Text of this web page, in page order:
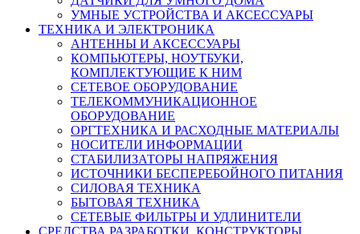
УМНЫЕ УСТРОЙСТВА И АКСЕССУАРЫ
ТЕХНИКА И ЭЛЕКТРОНИКА
АНТЕННЫ И АКСЕССУАРЫ
КОМПЬЮТЕРЫ, НОУТБУКИ,
КОМПЛЕКТУЮЩИЕ К НИМ
СЕТЕВОЕ ОБОРУДОВАНИЕ
ТЕЛЕКОММУНИКАЦИОННОЕ
ОБОРУДОВАНИЕ
ОРГТЕХНИКА И РАСХОДНЫЕ МАТЕРИАЛЫ
НОСИТЕЛИ ИНФОРМАЦИИ
СТАБИЛИЗАТОРЫ НАПРЯЖЕНИЯ
ИСТОЧНИКИ БЕСПЕРЕБОЙНОГО ПИТАНИЯ
СИЛОВАЯ ТЕХНИКА
БЫТОВАЯ ТЕХНИКА
СЕТЕВЫЕ ФИЛЬТРЫ И УДЛИНИТЕЛИ
СРЕДСТВА РАЗРАБОТКИ, КОНСТРУКТОРЫ,